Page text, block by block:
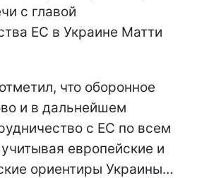
с главой
ЕС в Украине Матти
что оборонное
и в дальнейшем
с ЕС по всем
европейские и
ориентиры Украины…